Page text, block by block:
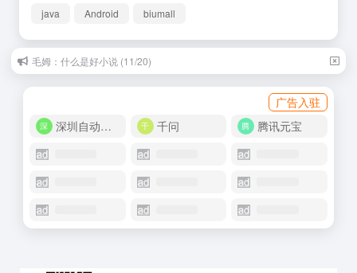
java Android biumall
毛姆：什么是好小说 (11/20)
广告入驻
深圳自动化商城
千问 腾讯元宝